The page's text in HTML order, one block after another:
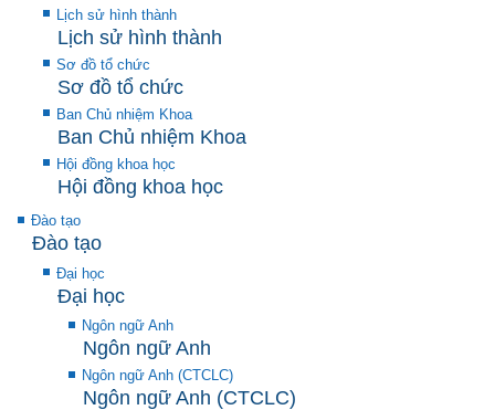
Lịch sử hình thành
Lịch sử hình thành
Sơ đồ tổ chức
Sơ đồ tổ chức
Ban Chủ nhiệm Khoa
Ban Chủ nhiệm Khoa
Hội đồng khoa học
Hội đồng khoa học
Đào tạo
Đào tạo
Đại học
Đại học
Ngôn ngữ Anh
Ngôn ngữ Anh
Ngôn ngữ Anh (CTCLC)
Ngôn ngữ Anh (CTCLC)